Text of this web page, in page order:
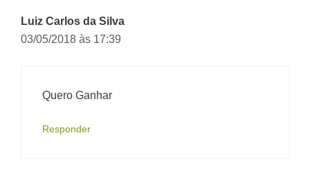
Luiz Carlos da Silva
03/05/2018 às 17:39
Quero Ganhar
Responder